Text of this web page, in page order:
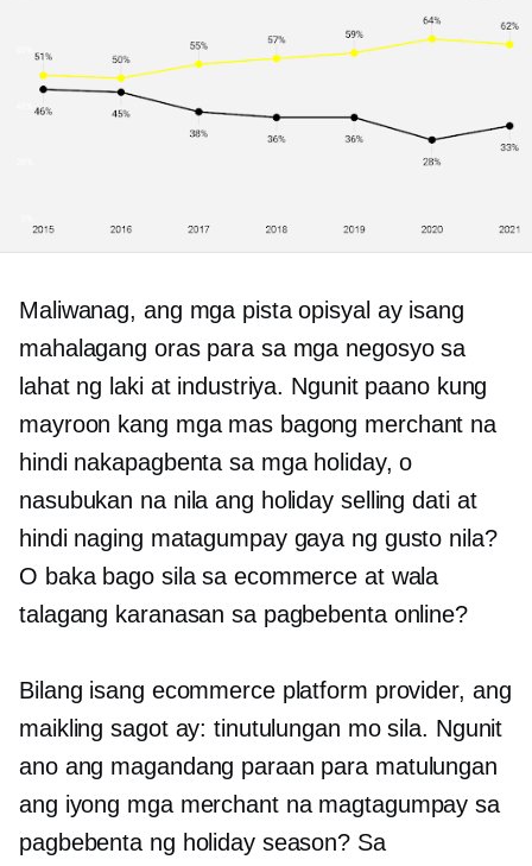
Maliwanag, ang mga pista opisyal ay isang
mahalagang oras para sa mga negosyo sa
lahat ng laki at industriya. Ngunit paano kung
mayroon kang mga mas bagong merchant na
hindi nakapagbenta sa mga holiday, o
nasubukan na nila ang holiday selling dati at
hindi naging matagumpay gaya ng gusto nila?
O baka bago sila sa ecommerce at wala
talagang karanasan sa pagbebenta online?
Bilang isang ecommerce platform provider, ang
maikling sagot ay: tinutulungan mo sila. Ngunit
ano ang magandang paraan para matulungan
ang iyong mga merchant na magtagumpay sa
pagbebenta ng holiday season? Sa